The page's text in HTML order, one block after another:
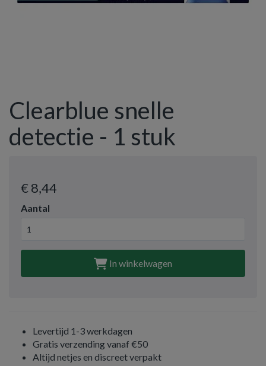
Clearblue snelle
detectie - 1 stuk
€ 8,44
Aantal
In winkelwagen
Levertijd 1-3 werkdagen
Gratis verzending vanaf €50
Altijd netjes en discreet verpakt